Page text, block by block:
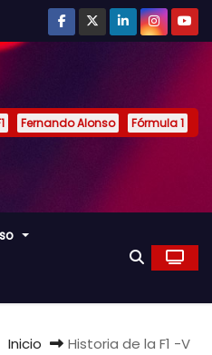
Fernando Alonso Fórmula 1
Inicio Historia de la F1 -V